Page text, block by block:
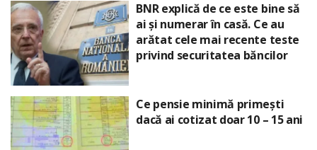
BNR explică de ce este bine să
ai și numerar în casă. Ce au
arătat cele mai recente teste
privind securitatea băncilor
Ce pensie minimă primești
dacă ai cotizat doar 10 – 15 ani